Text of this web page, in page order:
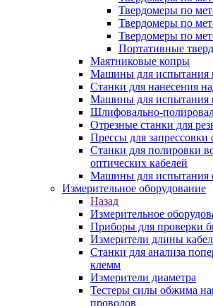
Твердомеры по
Твердомеры по
Твердомеры по
Портативные
Маятниковые копры
Машины для испытания
Станки для нанесения
Машины для испытания
Шлифовально-
Отрезные станки для
Прессы для запрессовки
Станки для полировки
оптических кабелей
Машины для испытания
Измерительное оборудование
Назад
Измерительное
Приборы для проверки
Измерители длины
Станки для анализа
клемм
Измерители диаметра
Тестеры силы обжима
проводов